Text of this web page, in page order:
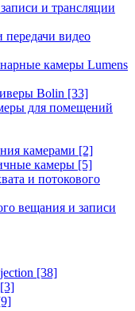
и трансляции
передачи видео
камеры Lumens
Bolin [33]
для помещений
камерами [2]
камеры [5]
и потокового
вещания и записи
[38]
[3]